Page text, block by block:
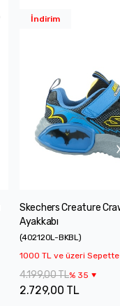
İndirim
Skechers Creature
Ayakkabı
(402120L-BKBL)
1000 TL ve üzeri
4.199,00 TL% 35
2.729,00 TL